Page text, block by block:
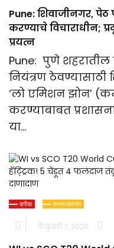
Pune: शिवाजीनगर, पेठ
करण्याचे विचाराधीन;
प्रयत्न
Pune: पुणे शहरातील
नियंत्रण
‘लो एमिशन झोन’
करण्याबाबत
या…
क्रीडा ताज्या बातम्या
फेब्रुवारी 7, 2026